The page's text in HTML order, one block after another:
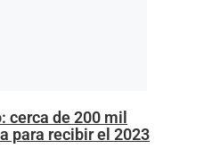
cerca de 200 mil
para recibir el 2023